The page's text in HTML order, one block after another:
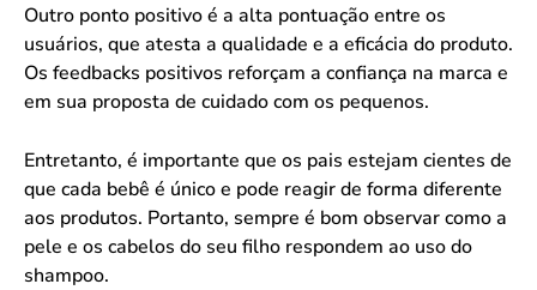
Outro ponto positivo é a alta pontuação entre os
usuários, que atesta a qualidade e a eficácia do produto.
Os feedbacks positivos reforçam a confiança na marca e
em sua proposta de cuidado com os pequenos.
Entretanto, é importante que os pais estejam cientes de
que cada bebê é único e pode reagir de forma diferente
aos produtos. Portanto, sempre é bom observar como a
pele e os cabelos do seu filho respondem ao uso do
shampoo.